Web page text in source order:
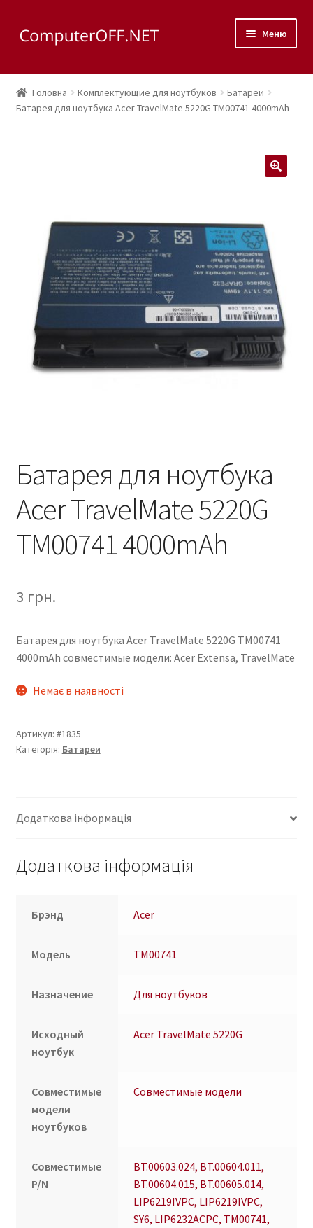
до
до
Меню
Корзина
Магазин
меню
Как доехать?
Скупка
меню
Головна Комплектующие для ноутбуков
Батареи
Батарея для ноутбука Acer TravelMate 5220G TM00741 4000mAh
Батарея для ноутбука
Acer TravelMate 5220G
TM00741 4000mAh
3 грн.
Батарея для ноутбука Acer TravelMate 5220G TM00741
4000mAh совместимые модели: Acer Extensa, TravelMate
Немає в наявності
Артикул: #1835
Категорія: Батареи
Додаткова інформація
Додаткова інформація
Брэнд Acer
Модель TM00741
Назначение Для ноутбуков
Исходный
ноутбук
Acer TravelMate 5220G
Совместимые
модели
ноутбуков
Совместимые модели
Совместимые
P/N
BT.00603.024, BT.00604.011,
BT.00604.015, BT.00605.014,
LIP6219IVPC, LIP6219IVPC,
SY6, LIP6232ACPC, TM00741,